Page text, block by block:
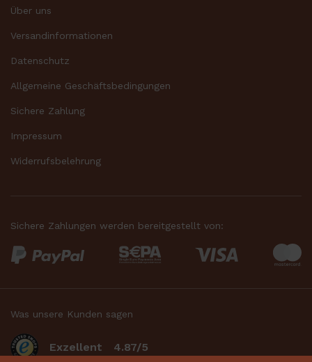
Über uns
Versandinformationen
Datenschutz
Allgemeine Geschäftsbedingungen
Sichere Zahlung
Impressum
Widerrufsbelehrung
Sichere Zahlungen werden bereitgestellt von:
Was unsere Kunden sagen
Exzellent 4.87/5